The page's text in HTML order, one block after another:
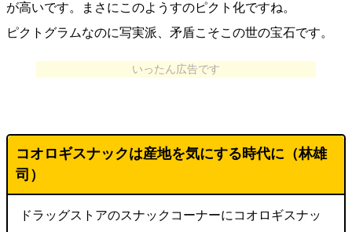
が高いです。まさにこのようすのピクト化ですね。
ピクトグラムなのに写実派、矛盾こそこの世の宝石です。
いったん広告です
コオロギスナックは産地を気にする時代に（林雄
司）
ドラッグストアのスナックコーナーにコオロギスナッ